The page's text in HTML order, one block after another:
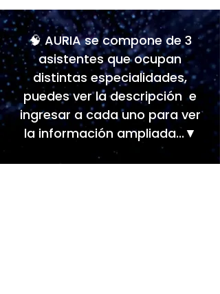
🧠 AURIA se compone de 3
asistentes que ocupan
distintas especialidades,
puedes ver la descripción e
ingresar a cada uno para ver
la información ampliada...▼